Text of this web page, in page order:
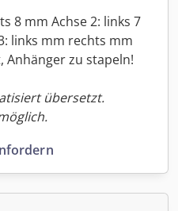
8 mm Achse 2: links 7
links mm rechts mm
Anhänger zu stapeln!
übersetzt.